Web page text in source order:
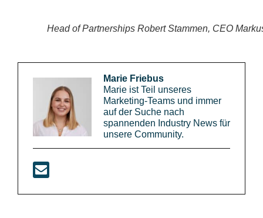
Head of Partnerships Robert Stammen, CEO
Marie Friebus
Marie ist Teil unseres
Marketing-Teams und immer
auf der Suche nach
spannenden Industry News für
unsere Community.